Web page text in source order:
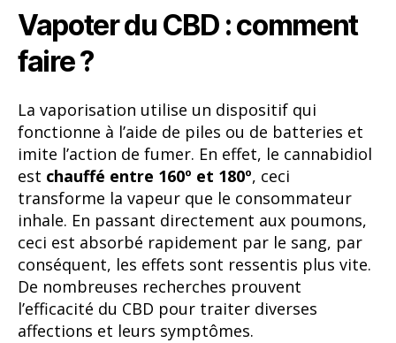
Vapoter du CBD : comment
faire ?
La vaporisation utilise un dispositif qui
fonctionne à l’aide de piles ou de batteries et
imite l’action de fumer. En effet, le cannabidiol
est chauffé entre 160º et 180º, ceci
transforme la vapeur que le consommateur
inhale. En passant directement aux poumons,
ceci est absorbé rapidement par le sang, par
conséquent, les effets sont ressentis plus vite.
De nombreuses recherches prouvent
l’efficacité du CBD pour traiter diverses
affections et leurs symptômes.